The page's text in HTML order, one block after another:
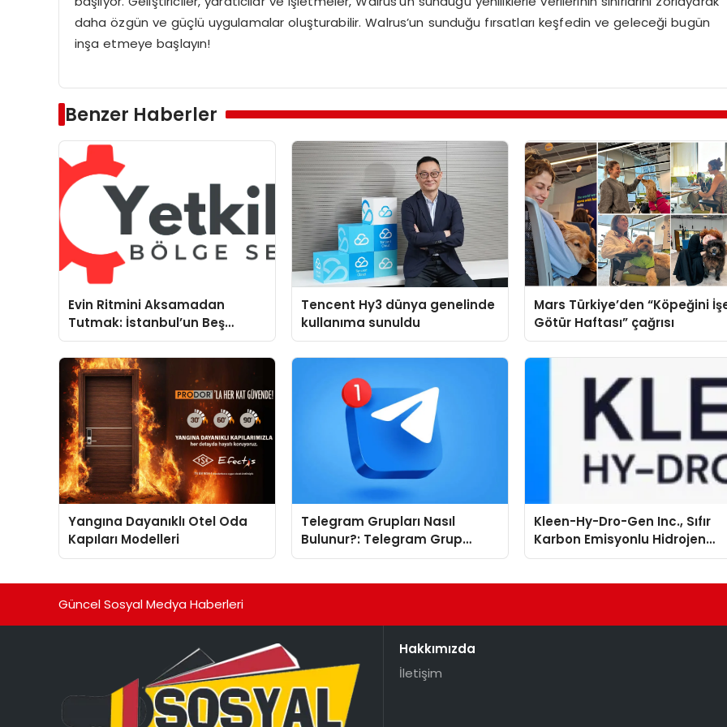
daha özgün ve güçlü uygulamalar oluşturabilir. Walrus’un sunduğu fırsatları keşfedin ve geleceği bugün
inşa etmeye başlayın!
Benzer Haberler
Evin Ritmini Aksamadan
Tutmak: İstanbul’un Beş
Yoğun Semtinde Samimi Bir
Teknik Servis Hikayesi
Tencent Hy3 dünya genelinde
kullanıma sunuldu
Mars Türkiye’den “Köpeğini
Götür Haftası” çağrısı
Yangına Dayanıklı Otel Oda
Kapıları Modelleri
Telegram Grupları Nasıl
Bulunur?: Telegram Grup
Tanıtımı İçin Kategori Seçimi
Kleen-Hy-Dro-Gen Inc., Sıfır
Karbon Emisyonlu Hidrojen
Isıtma Teknolojisinde ISO ve
Güncel Sosyal Medya Haberleri
Hakkımızda
İletişim